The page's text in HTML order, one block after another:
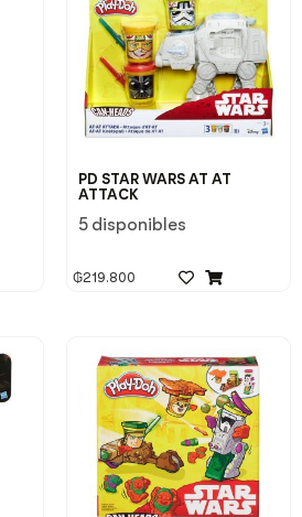
PD STAR WARS AT AT
ATTACK
5 disponibles
₲219.800